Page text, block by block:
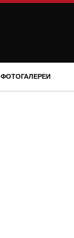
ФОТОГАЛЕРЕИ